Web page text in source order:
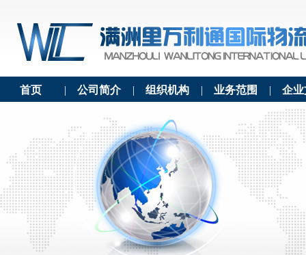
首页 | 公司简介 | 组织机构 | 业务范围 | 企